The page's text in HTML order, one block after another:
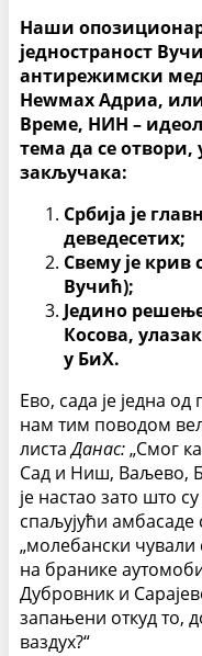
Наши
једностраност
антирежимски
Неwмаx Адриа,
Време, НИН –
тема да се отвори,
закључака:
Србија је
деведесетих;
Свему је
Вучић);
Једино
Косова,
у БиХ.
Ево, сада је једна
нам тим поводом
листаДанас:„Смог
Сад и Ниш, Ваљево,
је настао зато што
спаљујући амбасаде
„молебански чували
на бранике
Дубровник и
запањени откуд то,
ваздух?“